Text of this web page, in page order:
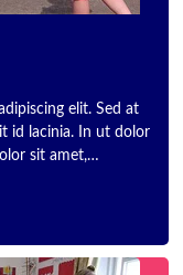
elit. Sed at
id lacinia. In ut dolor
sit amet,…